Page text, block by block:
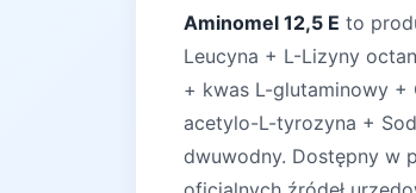
Aminomel 12,5 E to
Leucyna + L-Lizyny
+ kwas L-glutaminowy +
acetylo-L-tyrozyna +
dwuwodny. Dostępny w